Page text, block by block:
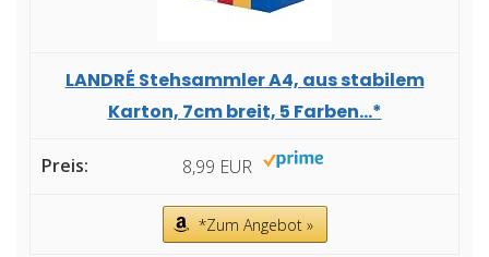
LANDRÉ Stehsammler A4, aus stabilem
Karton, 7cm breit, 5 Farben...*
8,99 EUR
*Zum Angebot »